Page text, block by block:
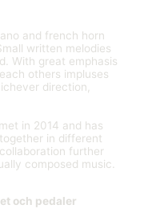
and french horn
written melodies
With great emphasis
others impluses
direction,
in 2014 and has
in different
further
composed music.
och pedaler